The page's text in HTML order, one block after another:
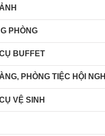
PHÒNG
BUFFET
PHÒNG TIỆC HỘI NGHỊ
VỆ SINH